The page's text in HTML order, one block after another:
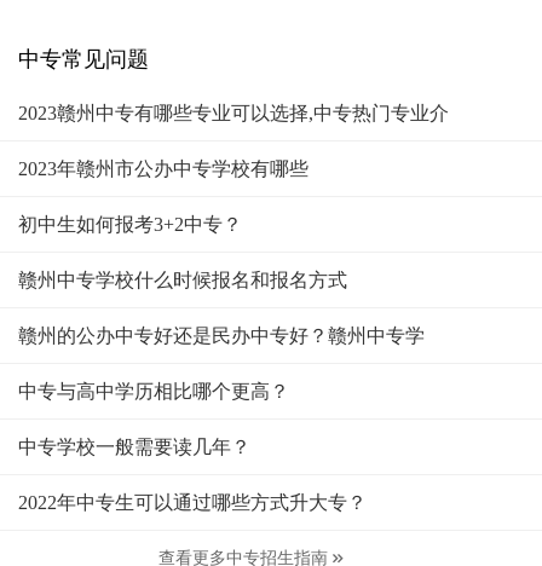
中专常见问题
2023赣州中专有哪些专业可以选择,中专热门专业介
2023年赣州市公办中专学校有哪些
初中生如何报考3+2中专？
赣州中专学校什么时候报名和报名方式
赣州的公办中专好还是民办中专好？赣州中专学
中专与高中学历相比哪个更高？
中专学校一般需要读几年？
2022年中专生可以通过哪些方式升大专？
查看更多中专招生指南 